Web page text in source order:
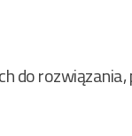
do